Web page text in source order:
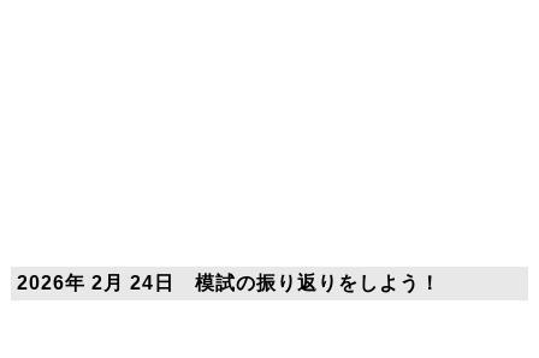
2026年 2月 24日 模試の振り返りをしよう！